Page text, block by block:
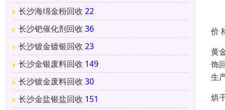
长沙海绵金粉回收 22
长沙钯催化剂回收 36
长沙镀金镀银回收 23
长沙金银废料回收 149
长沙镀金废料回收 30
长沙金盐银盐回收 151
价
黄
饰
生
烘